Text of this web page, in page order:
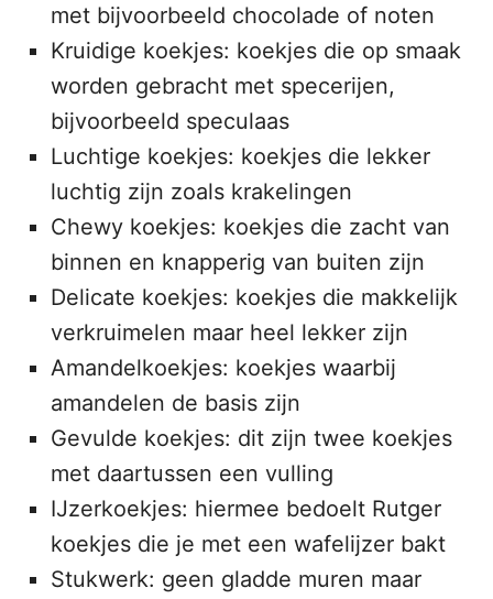
met bijvoorbeeld chocolade of noten
Kruidige koekjes: koekjes die op smaak
worden gebracht met specerijen,
bijvoorbeeld speculaas
Luchtige koekjes: koekjes die lekker
luchtig zijn zoals krakelingen
Chewy koekjes: koekjes die zacht van
binnen en knapperig van buiten zijn
Delicate koekjes: koekjes die makkelijk
verkruimelen maar heel lekker zijn
Amandelkoekjes: koekjes waarbij
amandelen de basis zijn
Gevulde koekjes: dit zijn twee koekjes
met daartussen een vulling
IJzerkoekjes: hiermee bedoelt Rutger
koekjes die je met een wafelijzer bakt
Stukwerk: geen gladde muren maar